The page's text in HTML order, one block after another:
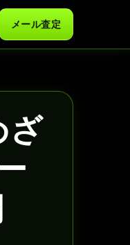
メール査定
ざ